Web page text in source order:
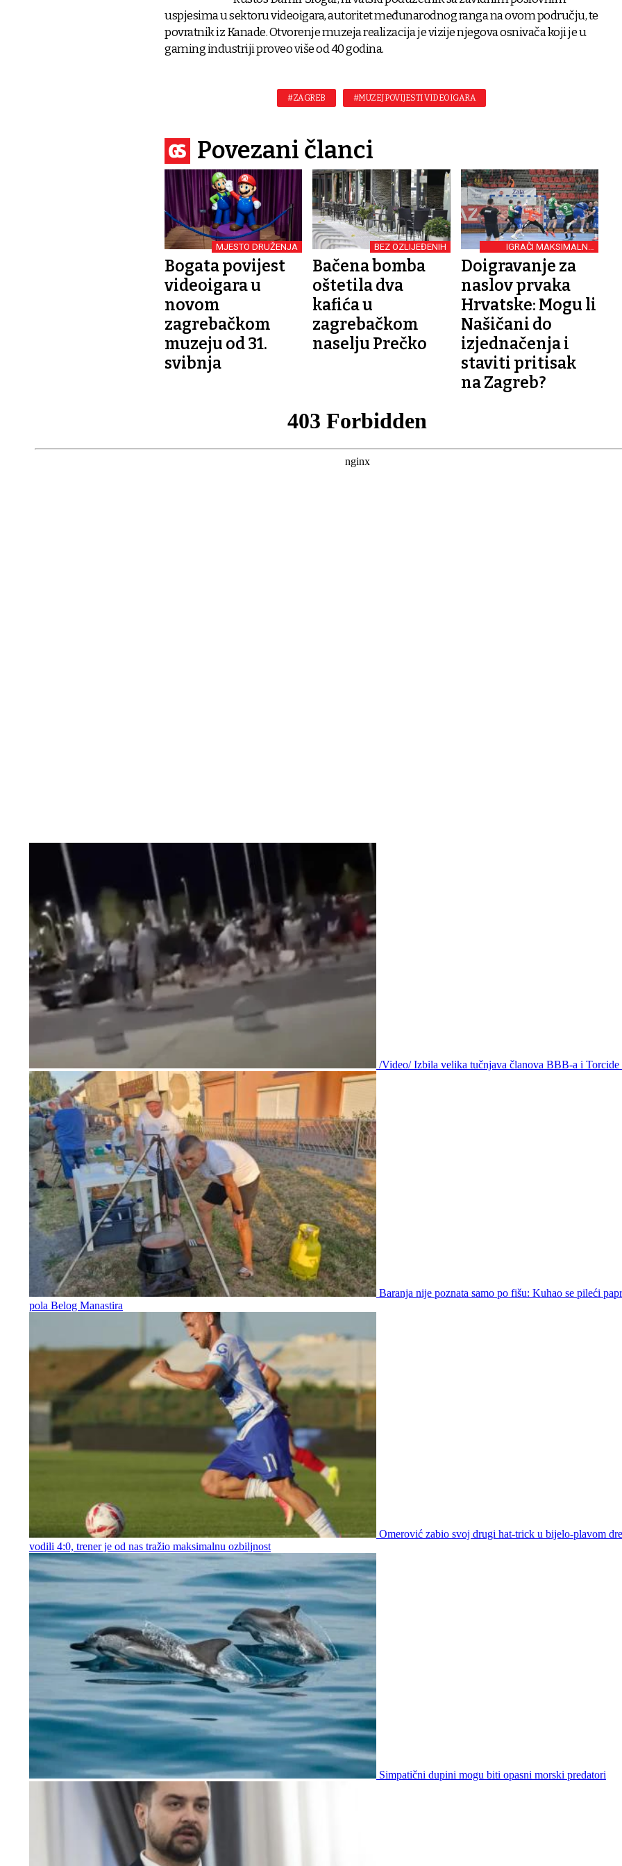
uspjesima u sektoru videoigara, autoritet međunarodnog ranga na ovom području, te
povratnik iz Kanade. Otvorenje muzeja realizacija je vizije njegova osnivača koji je u
gaming industriji proveo više od 40 godina.
#ZAGREB #MUZEJ POVIJESTI VIDEOIGARA
Povezani članci
MJESTO DRUŽENJA
Bogata povijest
videoigara u
novom
zagrebačkom
muzeju od 31.
svibnja
BEZ OZLIJEĐENIH
Bačena bomba
oštetila dva
kafića u
zagrebačkom
naselju Prečko
IGRAČI MAKSIMALNO
MOTIVIRANI
Doigravanje za
naslov prvaka
Hrvatske: Mogu li
Našičani do
izjednačenja i
staviti pritisak
na Zagreb?
/Video/ Izbila velika tučnjava članova BBB-a i Torcide
Baranja nije poznata samo po fišu: Kuhao se pileći
pola Belog Manastira
Omerović zabio svoj drugi hat-trick u bijelo-plavom
vodili 4:0, trener je od nas tražio maksimalnu ozbiljnost
Simpatični dupini mogu biti opasni morski predatori